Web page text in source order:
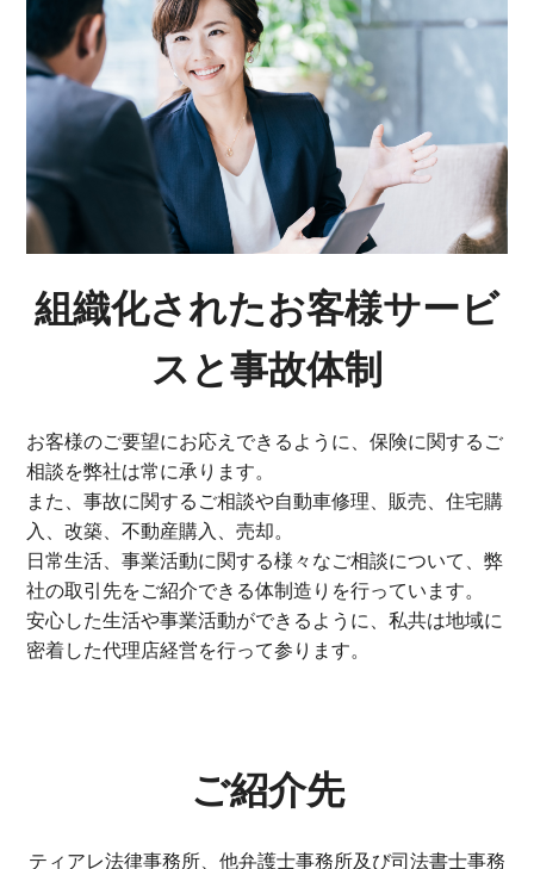
組織化されたお客様サービ
スと事故体制
お客様のご要望にお応えできるように、保険に関するご
相談を弊社は常に承ります。
また、事故に関するご相談や自動車修理、販売、住宅購
入、改築、不動産購入、売却。
日常生活、事業活動に関する様々なご相談について、弊
社の取引先をご紹介できる体制造りを行っています。
安心した生活や事業活動ができるように、私共は地域に
密着した代理店経営を行って参ります。
ご紹介先
ティアレ法律事務所、他弁護士事務所及び司法書士事務